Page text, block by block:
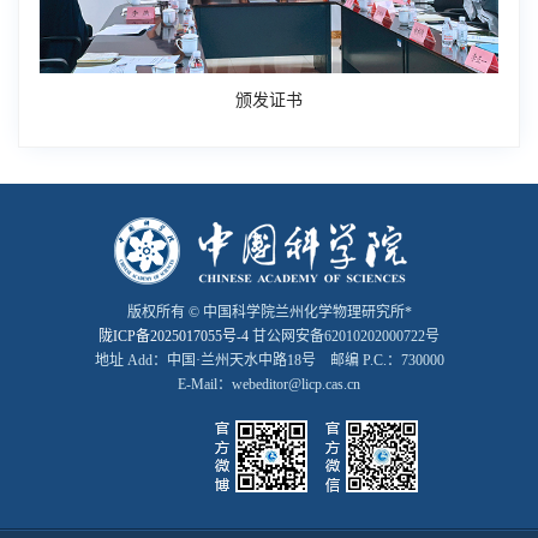
颁发证书
版权所有 © 中国科学院兰州化学物理研究所*
陇ICP备2025017055号-4 甘公网安备62010202000722号
地址 Add：中国·兰州天水中路18号 邮编 P.C.：730000
E-Mail：webeditor@licp.cas.cn